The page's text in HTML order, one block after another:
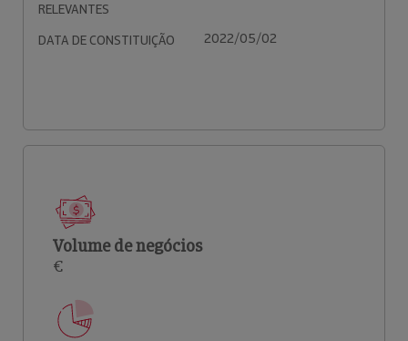
RELEVANTES
DATA DE CONSTITUIÇÃO 2022/05/02
Volume de negócios
€